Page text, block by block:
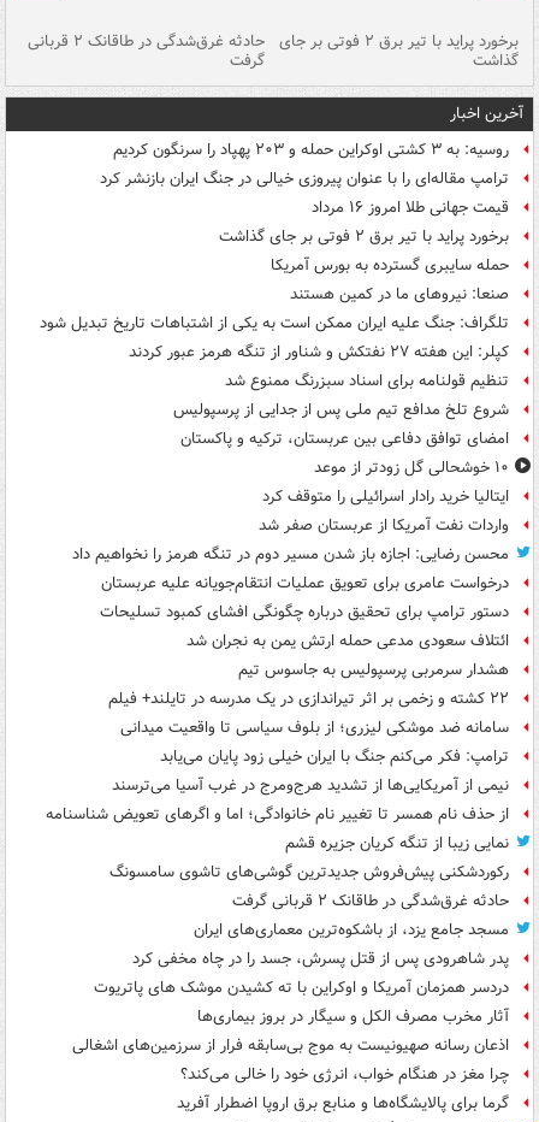
برخورد پراید با تیر برق ۲ فوتی بر جای
گذاشت
حادثه غرق‌شدگی در طاقانک ۲ قربانی
گرفت
آخرین اخبار
روسیه: به ۳ کشتی اوکراین حمله و ۲۰۳ پهپاد را سرنگون کردیم
ترامپ مقاله‌ای را با عنوان پیروزی خیالی در جنگ ایران بازنشر کرد
قیمت جهانی طلا امروز ۱۶ مرداد
برخورد پراید با تیر برق ۲ فوتی بر جای گذاشت
حمله سایبری گسترده به بورس آمریکا
صنعا: نیروهای ما در کمین‌ هستند
تلگراف: جنگ علیه ایران ممکن است به یکی از اشتباهات تاریخ تبدیل شود
کپلر: این هفته ۲۷ نفتکش و شناور از تنگه هرمز عبور کردند
تنظیم قولنامه برای اسناد سبزرنگ ممنوع شد
شروع تلخ مدافع تیم ملی پس از جدایی از پرسپولیس
امضای توافق دفاعی بین عربستان، ترکیه و پاکستان
۱۰ خوشحالی گل زودتر از موعد
ایتالیا خرید رادار اسرائیلی را متوقف کرد
واردات نفت آمریکا از عربستان صفر شد
محسن رضایی: اجازه باز شدن مسیر دوم در تنگه هرمز را نخواهیم داد
درخواست عامری برای تعویق عملیات انتقام‌جویانه علیه عربستان
دستور ترامپ برای تحقیق درباره چگونگی افشای کمبود تسلیحات
ائتلاف سعودی مدعی حمله ارتش یمن به نجران شد
هشدار سرمربی پرسپولیس به جاسوس تیم
۲۲ کشته و زخمی بر اثر تیراندازی در یک مدرسه در تایلند+ فیلم
سامانه ضد موشکی لیزری؛ از بلوف سیاسی تا واقعیت میدانی
ترامپ: فکر می‌کنم جنگ با ایران خیلی زود پایان می‌یابد
نیمی از آمریکایی‌ها از تشدید هرج‌ومرج در غرب آسیا می‌ترسند
از حذف نام همسر تا تغییر نام خانوادگی؛ اما و اگرهای تعویض شناسنامه
نمایی زیبا از تنگه کریان جزیره قشم
رکوردشکنی پیش‌فروش جدیدترین گوشی‌های تاشوی سامسونگ
حادثه غرق‌شدگی در طاقانک ۲ قربانی گرفت
مسجد جامع یزد، از باشکوه‌ترین معماری‌های ایران
پدر شاهرودی پس از قتل پسرش، جسد را در چاه مخفی کرد
دردسر همزمان آمریکا و اوکراین با ته کشیدن موشک های پاتریوت
آثار مخرب مصرف الکل و سیگار در بروز بیماری‌ها
اذعان رسانه صهیونیست به موج بی‌سابقه فرار از سرزمین‌های اشغالی
چرا مغز در هنگام خواب، انرژی خود را خالی می‌کند؟
گرما برای پالایشگاه‌ها و منابع برق اروپا اضطرار آفرید